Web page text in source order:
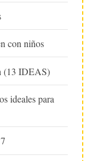
con niños
(13 IDEAS)
ideales para